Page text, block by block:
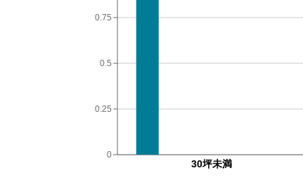
30坪未満
0
0.25
0.5
0.75